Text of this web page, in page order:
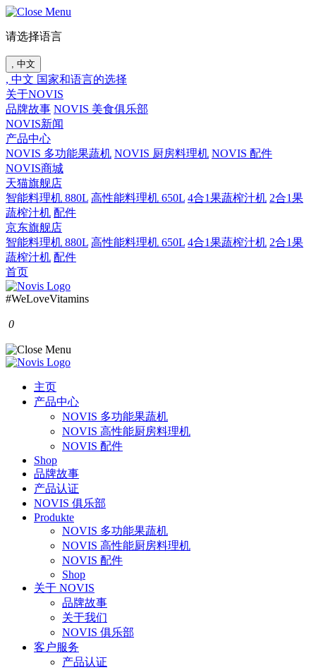
请选择语言
, 中文
, 中文 国家和语言的选择
关于NOVIS
品牌故事 NOVIS 美食俱乐部
NOVIS新闻
产品中心
NOVIS 多功能果蔬机 NOVIS 厨房料理机 NOVIS 配件
NOVIS商城
天猫旗舰店
智能料理机 880L 高性能料理机 650L 4合1果蔬榨汁机 2合1果
蔬榨汁机 配件
京东旗舰店
智能料理机 880L 高性能料理机 650L 4合1果蔬榨汁机 2合1果
蔬榨汁机 配件
首页
#WeLoveVitamins
0
主页
产品中心
NOVIS 多功能果蔬机
NOVIS 高性能厨房料理机
NOVIS 配件
Shop
品牌故事
产品认证
NOVIS 俱乐部
Produkte
NOVIS 多功能果蔬机
NOVIS 高性能厨房料理机
NOVIS 配件
Shop
关于 NOVIS
品牌故事
关于我们
NOVIS 俱乐部
客户服务
产品认证